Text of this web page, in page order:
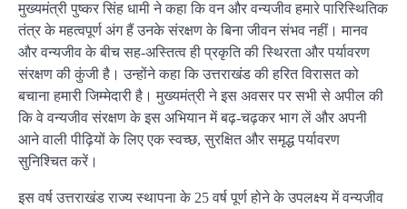
मुख्यमंत्री पुष्कर सिंह धामी ने कहा कि वन और वन्यजीव हमारे पारिस्थितिक
तंत्र के महत्वपूर्ण अंग हैं उनके संरक्षण के बिना जीवन संभव नहीं। मानव
और वन्यजीव के बीच सह-अस्तित्व ही प्रकृति की स्थिरता और पर्यावरण
संरक्षण की कुंजी है। उन्होंने कहा कि उत्तराखंड की हरित विरासत को
बचाना हमारी जिम्मेदारी है। मुख्यमंत्री ने इस अवसर पर सभी से अपील की
कि वे वन्यजीव संरक्षण के इस अभियान में बढ़-चढ़कर भाग लें और अपनी
आने वाली पीढ़ियों के लिए एक स्वच्छ, सुरक्षित और समृद्ध पर्यावरण
सुनिश्चित करें।
इस वर्ष उत्तराखंड राज्य स्थापना के 25 वर्ष पूर्ण होने के उपलक्ष्य में वन्यजीव